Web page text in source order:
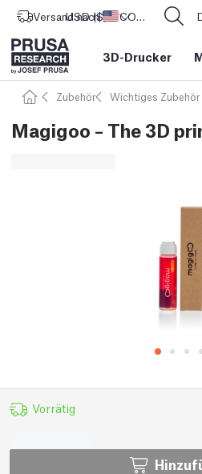
Versand nach Vereinigte
USD ($) CORE One L: Jetzt auf Lager!
3D-Drucker
Zubehör Wichtiges Zubehör
Magigoo – The 3D
Vorrätig